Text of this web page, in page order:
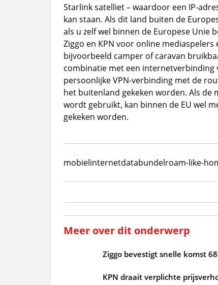
Starlink satelliet – waardoor een IP-
kan staan. Als dit land buiten de
als u zelf wel binnen de Europese Unie
Ziggo en KPN voor online
bijvoorbeeld camper of caravan
combinatie met een internetverbinding
persoonlijke VPN-verbinding met de
het buitenland gekeken worden. Als
wordt gebruikt, kan binnen de EU wel
gekeken worden.
mobielinternetdatabundelroam-like-
Meer over dit onderwerp
Ziggo bevestigt snelle komst
KPN draait verplichte